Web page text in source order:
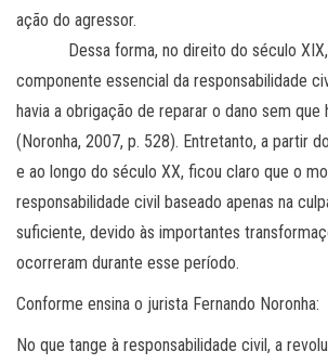
ação do agressor.
Dessa forma, no direito do século XIX,
componente essencial da responsabilidade
havia a obrigação de reparar o dano sem que
(Noronha, 2007, p. 528). Entretanto, a partir
e ao longo do século XX, ficou claro que o
responsabilidade civil baseado apenas na
suficiente, devido às importantes
ocorreram durante esse período.
Conforme ensina o jurista Fernando Noronha:
No que tange à responsabilidade civil, a